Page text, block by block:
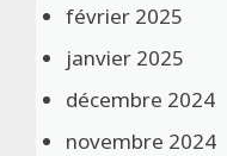
février 2025
janvier 2025
décembre 2024
novembre 2024